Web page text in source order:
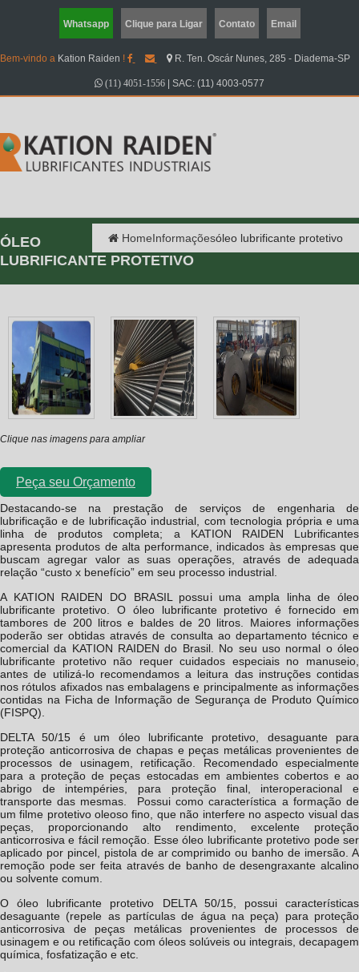
Whatsapp Clique para Ligar Contato Email
Bem-vindo a Kation Raiden ! R. Ten. Oscár Nunes, 285 - Diadema-SP
(11) 4051-1556 SAC: (11) 4003-0577
HomeInformaçõesóleo lubrificante protetivo
ÓLEO
LUBRIFICANTE PROTETIVO
Clique nas imagens para ampliar
Peça seu Orçamento
Destacando-se na prestação de serviços de engenharia de
lubrificação e de lubrificação industrial, com tecnologia própria e uma
linha de produtos completa; a KATION RAIDEN Lubrificantes
apresenta produtos de alta performance, indicados às empresas que
buscam agregar valor as suas operações, através de adequada
relação “custo x benefício” em seu processo industrial.
A KATION RAIDEN DO BRASIL possui uma ampla linha de óleo
lubrificante protetivo. O óleo lubrificante protetivo é fornecido em
tambores de 200 litros e baldes de 20 litros. Maiores informações
poderão ser obtidas através de consulta ao departamento técnico e
comercial da KATION RAIDEN do Brasil. No seu uso normal o óleo
lubrificante protetivonão requer cuidados especiais no manuseio,
antes de utilizá-lo recomendamos a leitura das instruções contidas
nos rótulos afixados nas embalagens e principalmente as informações
contidas na Ficha de Informação de Segurança de Produto Químico
(FISPQ).
DELTA 50/15 é um óleo lubrificante protetivo , desaguante para
proteção anticorrosiva de chapas e peças metálicas provenientes de
processos de usinagem, retificação. Recomendado especialmente
para a proteção de peças estocadas em ambientes cobertos e ao
abrigo de intempéries, para proteção final, interoperacional e
transporte das mesmas. Possui como característica a formação de
um filme protetivo oleoso fino, que não interfere no aspecto visual das
peças, proporcionando alto rendimento, excelente proteção
anticorrosiva e fácil remoção. Esseóleo lubrificante protetivo pode ser
aplicado por pincel, pistola de ar comprimido ou banho de imersão. A
remoção pode ser feita através de banho de desengraxante alcalino
ou solvente comum.
Oóleo lubrificante protetivo DELTA 50/15, possui características
desaguante (repele as partículas de água na peça) para proteção
anticorrosiva de peças metálicas provenientes de processos de
usinagem e ou retificação com óleos solúveis ou integrais, decapagem
química, fosfatização e etc.